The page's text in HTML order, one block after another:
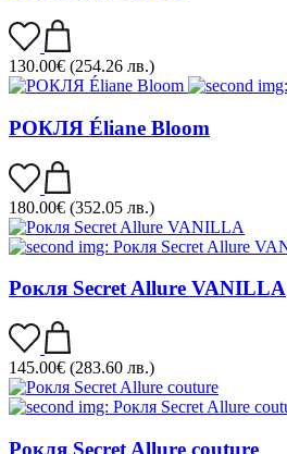
130.00€ (254.26 лв.)
РОКЛЯ Éliane Bloom
180.00€ (352.05 лв.)
Рокля Secret Allure VANILLA
145.00€ (283.60 лв.)
Рокля Secret Allure couture